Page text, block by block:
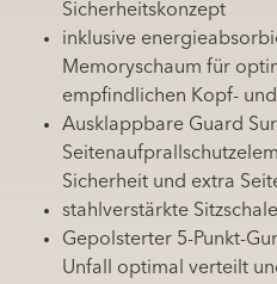
Sicherheitskonzept
inklusive
Memoryschaum für
empfindlichen Kopf-
Ausklappbare Guard
Sicherheit und extra
stahlverstärkte
Gepolsterter 5-Punkt-
Unfall optimal verteilt